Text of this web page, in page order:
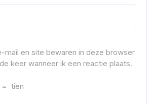
mail en site bewaren in deze browser
keer wanneer ik een reactie plaats.
= tien